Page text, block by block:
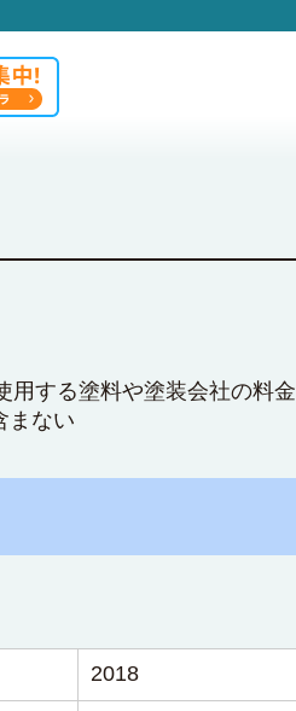
用する塗料や塗装会社の料金
まない
2018